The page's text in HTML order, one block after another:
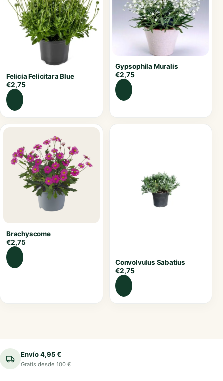
Felicia Felicitara Blue
€2,75
Gypsophila Muralis
€2,75
Brachyscome
€2,75
Convolvulus Sabatius
€2,75
Envío 4,95 €
Gratis desde 100 €